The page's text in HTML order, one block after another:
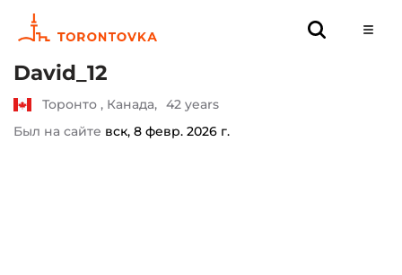
David_12
Торонто , Канада, 42 years
Был на сайте вск, 8 февр. 2026 г.